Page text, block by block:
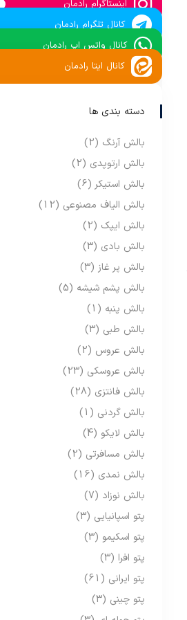
اینستاگرام رادمان
کانال تلگرام رادمان
کانال واتس اپ رادمان
کانال ایتا رادمان
دسته بندی ها
بالش آرنگ (2)
بالش ارتوپدی (2)
بالش استیکر (6)
بالش الیاف مصنوعی (12)
بالش ایپک (2)
بالش بادی (3)
بالش پر غاز (3)
بالش پشم شیشه (5)
بالش پنبه (1)
بالش طبی (3)
بالش عروس (2)
بالش عروسکی (23)
بالش فانتزی (28)
بالش گردنی (1)
بالش لایکو (4)
بالش مسافرتی (2)
بالش نمدی (16)
بالش نوزاد (7)
پتو اسپانیایی (3)
پتو اسکیمو (3)
پتو افرا (3)
پتو ایرانی (61)
پتو چینی (3)